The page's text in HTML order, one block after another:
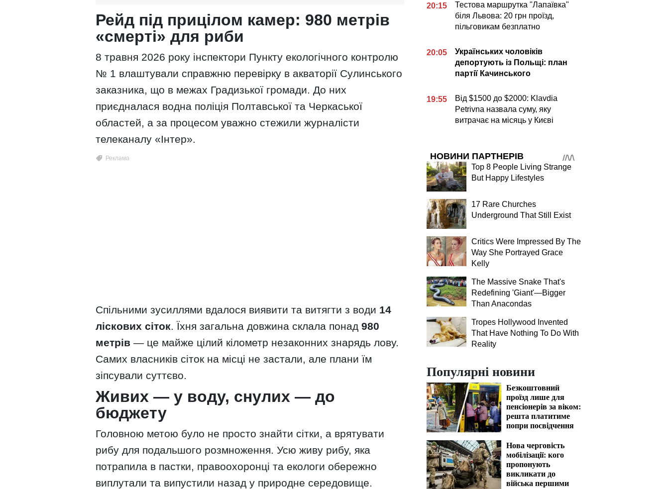
Рейд під прицілом камер: 980 метрів
«смерті» для риби
8 травня 2026 року інспектори Пункту екологічного контролю
№ 1 влаштували справжню перевірку в акваторії Сулинського
заказника, що в межах Градизької громади. До них
приєдналася водна поліція Полтавської та Черкаської
областей, а за процесом уважно стежили журналісти
телеканалу «Інтер».
Спільними зусиллями вдалося виявити та витягти з води 14
ліскових сіток. Їхня загальна довжина склала понад 980
метрів — це майже цілий кілометр незаконних знарядь лову.
Самих власників сіток на місці не застали, але плани їм
зіпсували суттєво.
Живих — у воду, снулих — до
бюджету
Головною метою було не просто знайти сітки, а врятувати
рибу для подальшого розмноження. Усю живу рибу, яка
потрапила в пастки, правоохоронці та екологи обережно
виплутали та випустили назад у природне середовище.
20:15
Тестова маршрутка "Лапаївка"
біля Львова: 20 грн проїзд,
пільговикам безплатно
20:05
Українських чоловіків
депортують із Польщі: план
партії Качинського
19:55
Від $1500 до $2000: Klavdia
Petrivna назвала суму, яку
витрачає на місяць у Києві
НОВИНИ ПАРТНЕРІВ
Top 8 People Living Strange
But Happy Lifestyles
17 Rare Churches
Underground That Still Exist
Critics Were Impressed By The
Way She Portrayed Grace
Kelly
The Massive Snake That's
Redefining 'Giant'—Bigger
Than Anacondas
Tropes Hollywood Invented
That Have Nothing To Do With
Reality
Популярні новини
Безкоштовний
проїзд лише для
пенсіонерів за віком:
решта платитиме
попри посвідчення
Нова черговість
мобілізації: кого
пропонують
викликати до
війська першими